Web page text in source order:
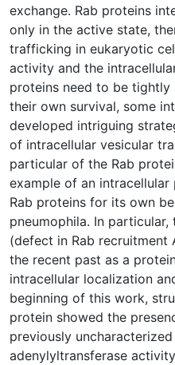
exchange. Rab proteins
only in the active state,
trafficking in eukaryotic
activity and the
proteins need to be tightly
their own survival, some
developed intriguing
of intracellular vesicular
particular of the Rab
example of an
Rab proteins for its own
pneumophila. In
(defect in Rab recruitment
the recent past as a
intracellular localization
beginning of this work,
protein showed the
previously
adenylyltransferase